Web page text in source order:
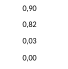
0,90
0,82
0,03
0,00